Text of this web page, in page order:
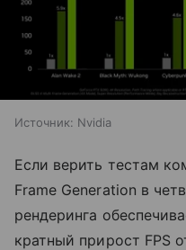
Источник: Nvidia
Если верить тестам
Frame Generation в
рендеринга
кратный прирост FPS